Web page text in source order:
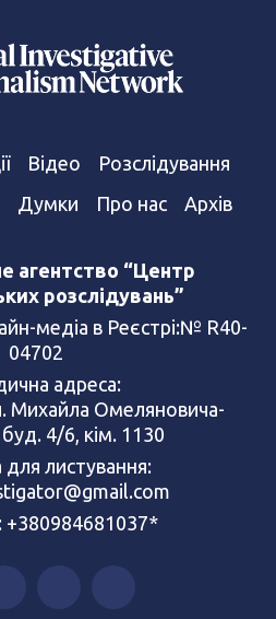
Відео
Розслідування
Думки Про нас Архів
агентство “Центр
розслідувань”
медіа в Реєстрі:№ R40-
04702
адреса:
Михайла Омеляновича-
4/6, кім. 1130
для листування: